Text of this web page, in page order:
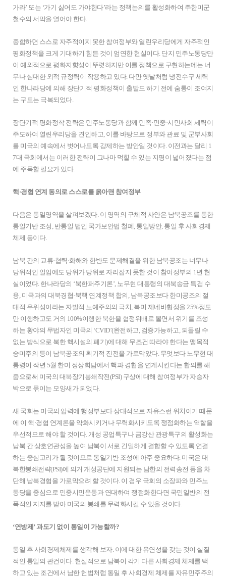
가라’ 또는 ‘가기 싫어도 가야한다’라는 정책논의를 활성화하여 주한미군
철수의 서막을 열어야 한다.
종합하면 스스로 자주적이지 못한 참여정부와 열린우리당에게 자주적인
평화정책을 크게 기대하기 힘든 것이 엄연한 현실이다. 단지 민주노동당만
이 예외적으로 평화지향성이 뚜렷하지만 이를 정책으로 구현하는데는 너
무나 심대한 외적 규정력이 작용하고 있다. 다만 옛날처럼 냉전수구 세력
인 한나라당에 의해 장단기적 평화정책이 출발도 하기 전에 숨통이 조여지
는 구도는 극복되었다.
장단기적 평화정착 전략은 민주노동당과 함께 민족·민중·시민사회 세력이
주도하여 열린우리당을 견인하고, 이를 바탕으로 정부와 관료 및 군부사회
를 미국의 예속에서 벗어나도록 강제하는 방안일 것이다. 이전과는 달리 1
7대 국회에서는 이러한 전략이 그나마 먹힐 수 있는 지평이 넓어졌다는 점
에 주목할 필요가 있다.
핵·경협 연계 동의로 스스로를 옭아맨 참여정부
다음은 통일영역을 살펴보겠다. 이 영역의 구체적 사안은 남북공조를 통한
통일기반 조성, 반통일 법인 국가보안법 철폐, 통일방안, 통일 후 사회경제
체제 등이다.
남북 간의 교류·협력·화해와 한반도 문제해결을 위한 남북공조는 너무나
당위적인 일임에도 당위가 당위로 자리잡지 못한 것이 참여정부의 1년 현
실이었다. 한나라당의 ‘북한퍼주기론’, 노무현 대통령의 대북송금 특검 수
용, 미국과의 대북경협·북핵 연계정책 합의, 남북공조보다 한미공조의 절
대적 우위성이라는 자발적 노예주의의 극치, 북미 제네바협정을 25%정도
만 이행하고도 거의 100%이행한 북한을 협정위배로 몰면서 위기를 조성
하는 황야의 무법자인 미국의 ‘CVID’(완전하고, 검증가능하고, 되돌릴 수
없는 방식으로 북한 핵시설의 폐기)에 대해 무조건 따라야 한다는 맹목적
숭미주의 등이 남북공조의 획기적 진전을 가로막았다. 무엇보다 노무현 대
통령이 작년 5월 한미 정상회담에서 핵과 경협을 연계시킨다는 합의를 해
줌으로써 미국의 대북장기봉쇄작전(PSI) 구상에 대해 참여정부가 자승자
박으로 묶이는 모양새가 되었다.
새 국회는 미국의 압력에 행정부보다 상대적으로 자유스런 위치이기 때문
에 이 핵·경협 연계론을 약화시키거나 무력화시키도록 쟁점화하는 역할을
우선적으로 해야 할 것이다. 개성 공업특구나 금강산 관광특구의 활성화는
남북 간 상호연관성을 높여 남북이 서로 긴밀하게 결합할 수 있도록 연결
하는 중심고리가 될 것이므로 통일기반 조성에 아주 중요하다. 미국은 대
북한봉쇄전략(PSI)에 의거 개성공단에 지원되는 남한의 전력송전 등을 차
단해 남북경협을 가로막으려 할 것이다. 이 경우 국회의 소장파와 민주노
동당을 중심으로 민중시민운동과 연대하여 쟁점화한다면 국민일반의 전
폭적인 지지를 받아 미국의 봉쇄를 무력화시킬 수 있을 것이다.
‘연방제’ 과도기 없이 통일이 가능할까?
통일 후 사회경제체제를 생각해 보자. 이에 대한 유연성을 갖는 것이 실질
적인 통일의 관건이다. 현실적으로 남북이 각기 다른 사회경제 체제를 택
하고 있는 조건에서 남한 헌법처럼 통일 후 사회경제 체제를 자유민주주의